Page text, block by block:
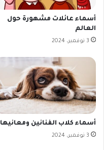
أسماء عائلات مشهورة حول
العالم
3 نوفمبر، 2024
أسماء كلاب الفنانين ومعانيها
3 نوفمبر، 2024